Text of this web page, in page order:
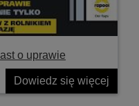
o uprawie
Dowiedz się więcej